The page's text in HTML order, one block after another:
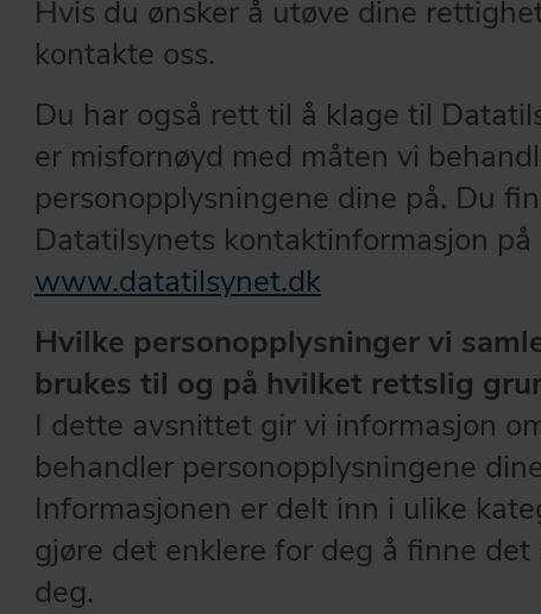
Hvis du ønsker å utøve dine
kontakte oss.
Du har også rett til å klage til
er misfornøyd med måten vi
personopplysningene dine på. Du
Datatilsynets kontaktinformasjon på
www.datatilsynet.dk
Hvilke personopplysninger vi
brukes til og på hvilket rettslig
I dette avsnittet gir vi informasjon
behandler personopplysningene
Informasjonen er delt inn i ulike
gjøre det enklere for deg å finne det
deg.